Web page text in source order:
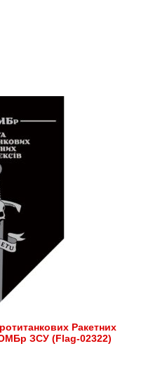
Ракетних
ОМБр ЗСУ (Flag-02322)